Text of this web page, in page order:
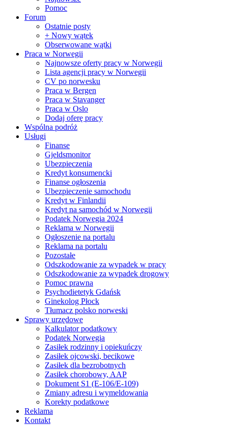
Pomoc
Forum
Ostatnie posty
+ Nowy wątek
Obserwowane wątki
Praca w Norwegii
Najnowsze oferty pracy w Norwegii
Lista agencji pracy w Norwegii
CV po norwesku
Praca w Bergen
Praca w Stavanger
Praca w Oslo
Dodaj oferę pracy
Wspólna podróż
Usługi
Finanse
Gjeldsmonitor
Ubezpieczenia
Kredyt konsumencki
Finanse ogłoszenia
Ubezpieczenie samochodu
Kredyt w Finlandii
Kredyt na samochód w Norwegii
Podatek Norwegia 2024
Reklama w Norwegii
Ogłoszenie na portalu
Reklama na portalu
Pozostałe
Odszkodowanie za wypadek w pracy
Odszkodowanie za wypadek drogowy
Pomoc prawna
Psychodietetyk Gdańsk
Ginekolog Płock
Tłumacz polsko norweski
Sprawy urzędowe
Kalkulator podatkowy
Podatek Norwegia
Zasiłek rodzinny i opiekuńczy
Zasiłek ojcowski, becikowe
Zasiłek dla bezrobotnych
Zasiłek chorobowy, AAP
Dokument S1 (E-106/E-109)
Zmiany adresu i wymeldowania
Korekty podatkowe
Reklama
Kontakt